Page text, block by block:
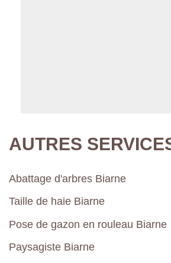
AUTRES
Abattage d'arbres Biarne
Taille de haie Biarne
Pose de gazon en rouleau Biarne
Paysagiste Biarne